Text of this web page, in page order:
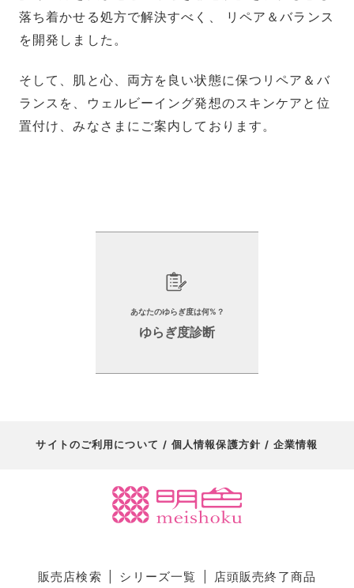
落ち着かせる処方で解決すべく、 リペア＆バランス
を開発しました。
そして、肌と心、両方を良い状態に保つリペア＆バ
ランスを、ウェルビーイング発想のスキンケアと位
置付け、みなさまにご案内しております。
あなたのゆらぎ度は何%？
ゆらぎ度診断
サイトのご利用について 個人情報保護方針 企業情報
販売店検索 シリーズ一覧 店頭販売終了商品